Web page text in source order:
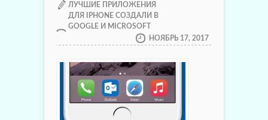
ЛУЧШИЕ ПРИЛОЖЕНИЯ
ДЛЯ IPHONE СОЗДАЛИ В
GOOGLE И MICROSOFT
НОЯБРЬ 17, 2017